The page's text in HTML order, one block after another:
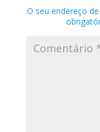
O seu endereço